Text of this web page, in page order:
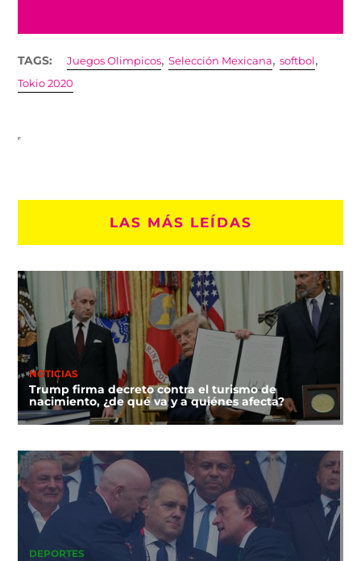
TAGS: Juegos Olimpicos,Selección Mexicana,softbol,
Tokio 2020
LAS MÁS LEÍDAS
NOTICIAS
Trump firma decreto contra el turismo de
nacimiento, ¿de qué va y a quiénes afecta?
DEPORTES